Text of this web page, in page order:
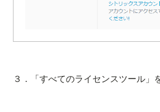
３．「すべてのライセンスツール」